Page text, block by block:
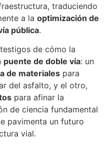
traduciendo
a la optimización de
pública.
de cómo la
puente de doble vía: un
de materiales para
del asfalto, y el otro,
para afinar la
de ciencia fundamental
pavimenta un futuro
vial.